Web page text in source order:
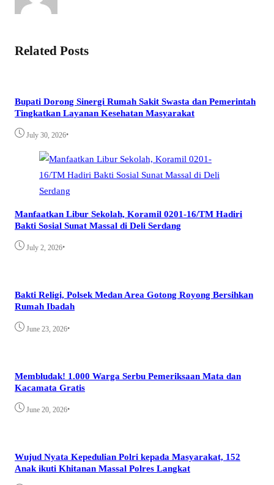
Related Posts
Bupati Dorong Sinergi Rumah Sakit Swasta dan Pemerintah
Tingkatkan Layanan Kesehatan Masyarakat
July 30, 2026•
Manfaatkan Libur Sekolah, Koramil 0201-16/TM Hadiri
Bakti Sosial Sunat Massal di Deli Serdang
July 2, 2026•
Bakti Religi, Polsek Medan Area Gotong Royong Bersihkan
Rumah Ibadah
June 23, 2026•
Membludak! 1.000 Warga Serbu Pemeriksaan Mata dan
Kacamata Gratis
June 20, 2026•
Wujud Nyata Kepedulian Polri kepada Masyarakat, 152
Anak ikuti Khitanan Massal Polres Langkat